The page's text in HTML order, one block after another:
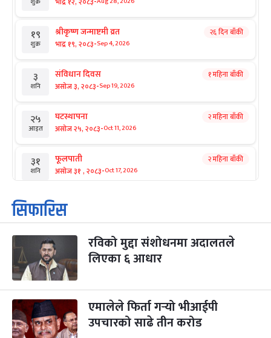
१९
शुक्र
श्रीकृष्ण जन्माष्टमी व्रत
भाद्र १९, २०८३-Sep 4, 2026
२६ दिन बाँकी
३
शनि
संविधान दिवस
असोज ३, २०८३-Sep 19, 2026
१ महिना बाँकी
२५
आइत
घटस्थापना
असोज २५, २०८३-Oct 11, 2026
२ महिना बाँकी
३१
शनि
फूलपाती
असोज ३१ , २०८३-Oct 17, 2026
२ महिना बाँकी
१
आइत
कार्तिक सङ्क्रान्ति
कार्तिक १, २०८३
मंगल कार्तिक ३, २०८३-Oct 20, 2026
२ महिना बाँकी
४
बुध कार्तिक ४, २०८३ Oct 21, 2026
५ पापा‌ङ्कुशा एकादशी व्रत
सिफारिस
रविको मुद्दा संशोधनमा अदालतले
लिएका ६ आधार
एमालेले फिर्ता गर्‍यो भीआईपी
उपचारको साढे तीन करोड